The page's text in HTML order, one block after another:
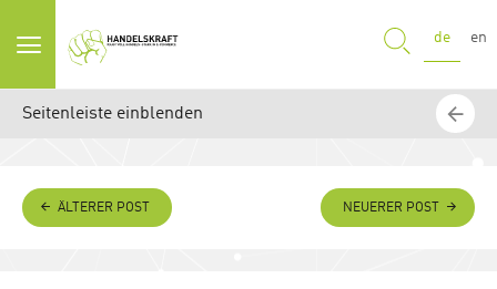
SUCHEde en
ÄLTERER POST NEUERER POST
Seitenleiste einblenden